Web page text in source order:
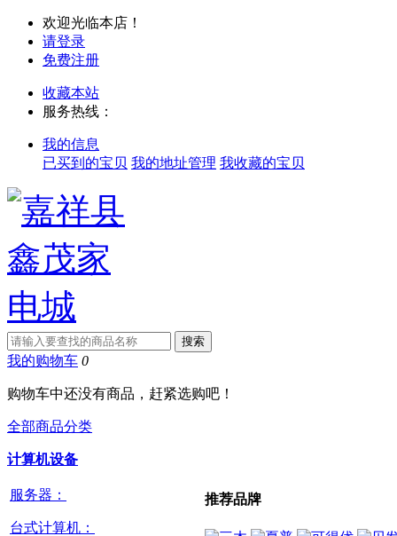
欢迎光临本店！
请登录
免费注册
收藏本站
服务热线：
我的信息
已买到的宝贝 我的地址管理 我收藏的宝贝
我的购物车 0
购物车中还没有商品，赶紧选购吧！
全部商品分类
计算机设备
服务器：
台式计算机：
推荐品牌